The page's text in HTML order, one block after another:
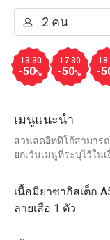
13:30
-50%
17:30
-50% -
เมนูแนะนำ
ส่วนลดอีททิโก้สามาร
ยกเว้นเมนูที่ระบุไว้ใน
เนื้อมิยาซากิสเต็ก
ลายเสือ 1 ตัว